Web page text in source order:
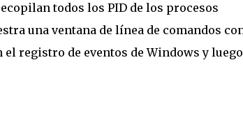
todos los PID de los procesos
una ventana de línea de comandos
registro de eventos de Windows y luego